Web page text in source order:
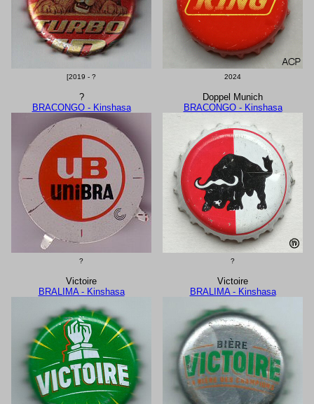
[2019 - ? 2024
?
BRACONGO - Kinshasa
?
Doppel Munich
BRACONGO - Kinshasa
?
Victoire
BRALIMA - Kinshasa
Victoire
BRALIMA - Kinshasa